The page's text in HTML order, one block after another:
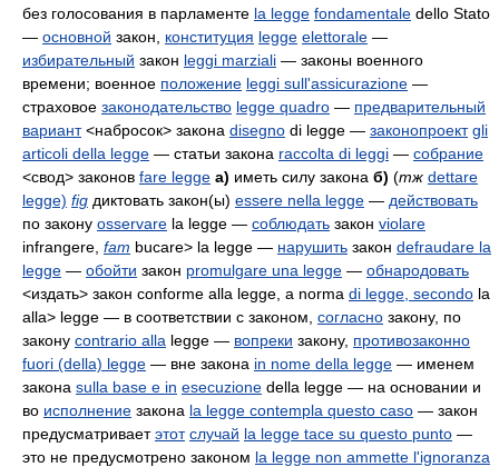
без голосования в парламенте la legge fondamentale dello Stato
— основной закон, конституция legge elettorale —
избирательный закон leggi marziali — законы военного
времени; военное положение leggi sull'assicurazione —
страховое законодательство legge quadro — предварительный
вариант<набросок> закона disegno di legge — законопроект gli
articoli della legge — статьи закона raccolta di leggi — собрание
<свод> законов fare legge а) иметь силу закона б) (тж dettare
legge) fig диктовать закон(ы) essere nella legge — действовать
по закону osservare la legge — соблюдать закон violare
infrangere, fam bucare> la legge — нарушить закон defraudare la
legge — обойти закон promulgare una legge — обнародовать
<издать> закон conforme alla legge, a norma di legge, secondo la
alla> legge — в соответствии с законом, согласно закону, по
закону contrario alla legge — вопреки закону, противозаконно
fuori (della) legge — вне закона in nome della legge — именем
закона sulla base e in esecuzione della legge — на основании и
во исполнение закона la legge contempla questo caso — закон
предусматриваетэтот случай la legge tace su questo punto —
это не предусмотрено законом la legge non ammette l'ignoranza